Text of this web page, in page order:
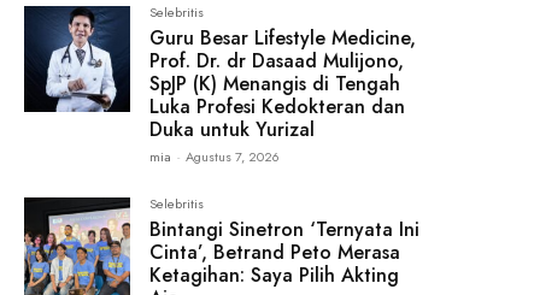
Selebritis
Guru Besar Lifestyle Medicine,
Prof. Dr. dr Dasaad Mulijono,
SpJP (K) Menangis di Tengah
Luka Profesi Kedokteran dan
Duka untuk Yurizal
mia - Agustus 7, 2026
Selebritis
Bintangi Sinetron ‘Ternyata Ini
Cinta’, Betrand Peto Merasa
Ketagihan: Saya Pilih Akting